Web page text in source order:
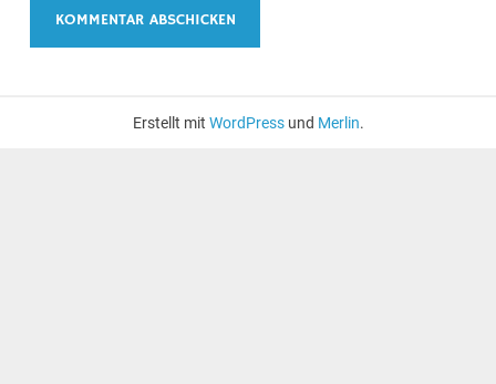
Erstellt mit WordPressund Merlin.